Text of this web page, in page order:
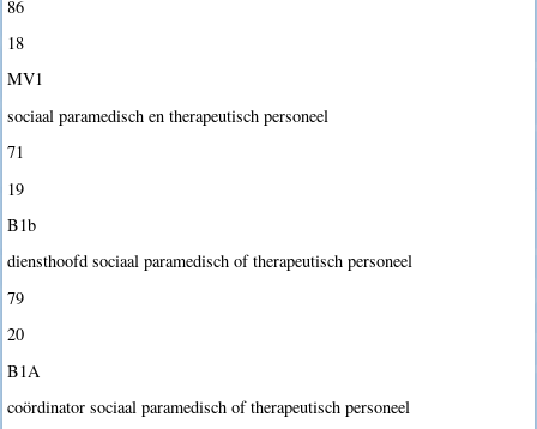
86
18
MV1
sociaal paramedisch en therapeutisch personeel
71
19
B1b
diensthoofd sociaal paramedisch of therapeutisch personeel
79
20
B1A
coördinator sociaal paramedisch of therapeutisch personeel